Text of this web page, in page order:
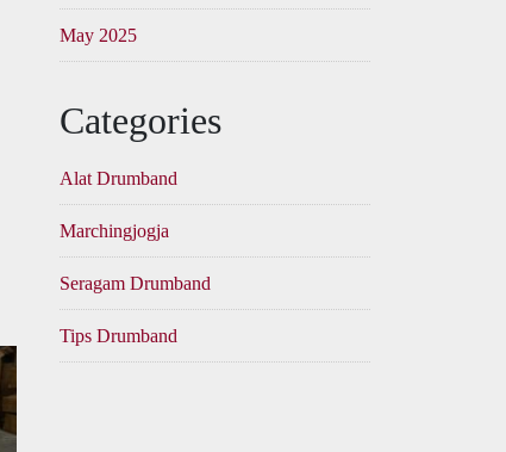
May 2025
Categories
Alat Drumband
Marchingjogja
Seragam Drumband
Tips Drumband